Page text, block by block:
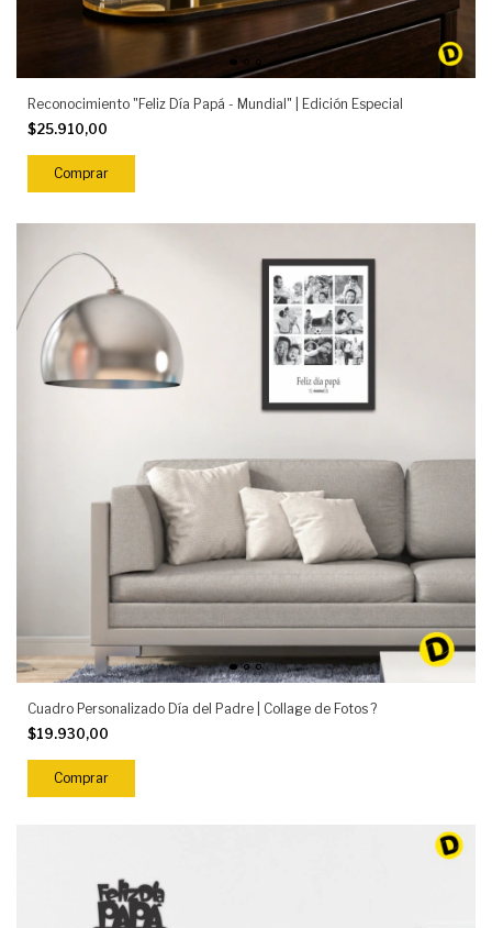
Reconocimiento "Feliz Día Papá - Mundial" | Edición Especial
$25.910,00
Cuadro Personalizado Día del Padre | Collage de Fotos ?
$19.930,00
Comprar